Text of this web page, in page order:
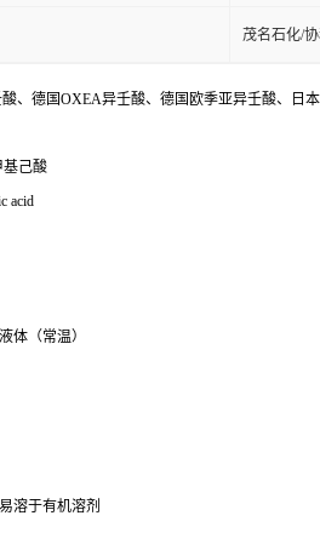
茂名石化/
、德国OXEA异壬酸、德国欧季亚异壬酸、日
基己酸
acid
体（常温）
溶于有机溶剂